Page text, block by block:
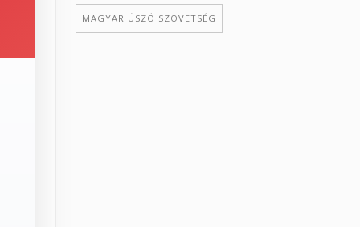
MAGYAR ÚSZÓ SZÖVETSÉG